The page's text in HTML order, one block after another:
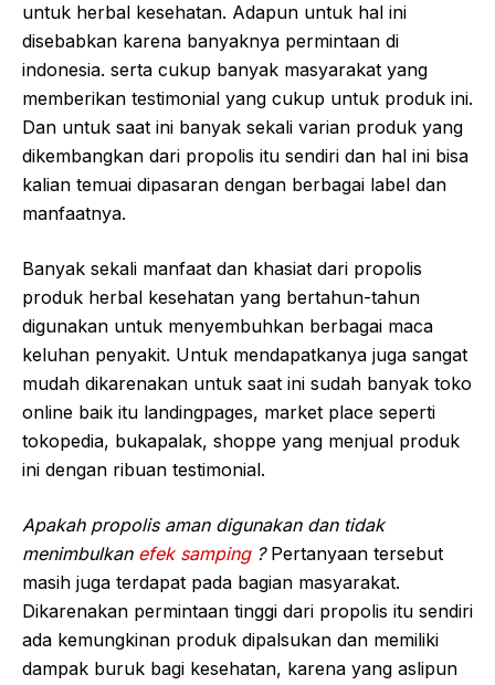
untuk herbal kesehatan. Adapun untuk hal ini
disebabkan karena banyaknya permintaan di
indonesia. serta cukup banyak masyarakat yang
memberikan testimonial yang cukup untuk produk ini.
Dan untuk saat ini banyak sekali varian produk yang
dikembangkan dari propolis itu sendiri dan hal ini bisa
kalian temuai dipasaran dengan berbagai label dan
manfaatnya.
Banyak sekali manfaat dan khasiat dari propolis
produk herbal kesehatan yang bertahun-tahun
digunakan untuk menyembuhkan berbagai maca
keluhan penyakit. Untuk mendapatkanya juga sangat
mudah dikarenakan untuk saat ini sudah banyak toko
online baik itu landingpages, market place seperti
tokopedia, bukapalak, shoppe yang menjual produk
ini dengan ribuan testimonial.
Apakah propolis aman digunakan dan tidak
menimbulkan efek samping?Pertanyaan tersebut
masih juga terdapat pada bagian masyarakat.
Dikarenakan permintaan tinggi dari propolis itu sendiri
ada kemungkinan produk dipalsukan dan memiliki
dampak buruk bagi kesehatan, karena yang aslipun